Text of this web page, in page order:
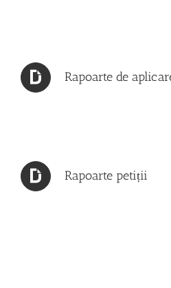
Rapoarte de
Rapoarte petiții